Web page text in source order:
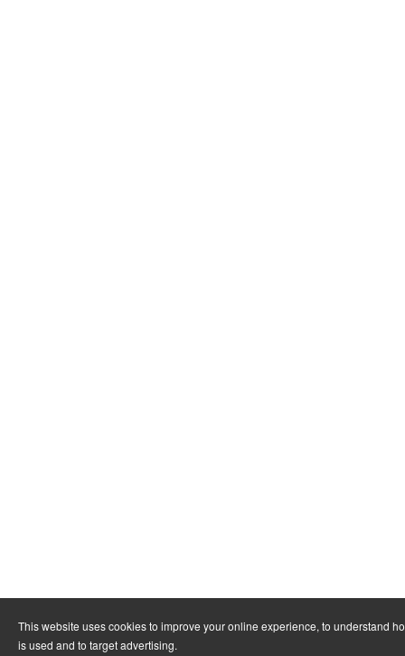
This website uses cookies to improve your online experience, to understand
is used and to target advertising.